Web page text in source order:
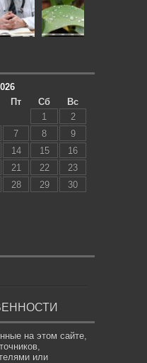
Пт Сб
Вс
1
2
7 8
9
14 15
16
21 22
23
28 29
30
на этом сайте,
или